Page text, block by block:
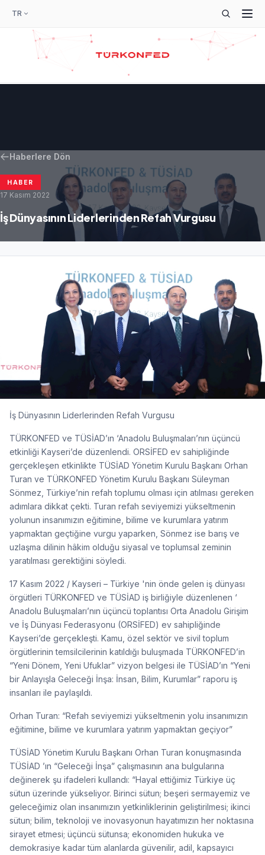
TR
Haberlere Dön
HABER
17 Kasım 2022
İş Dünyasının Liderlerinden Refah Vurgusu
İş Dünyasının Liderlerinden Refah Vurgusu
TÜRKONFED ve TÜSİAD’ın ‘Anadolu Buluşmaları’nın üçüncü
etkinliği Kayseri’de düzenlendi. ORSİFED ev sahipliğinde
gerçekleşen etkinlikte TÜSİAD Yönetim Kurulu Başkanı Orhan
Turan ve TÜRKONFED Yönetim Kurulu Başkanı Süleyman
Sönmez, Türkiye’nin refah toplumu olması için atılması gereken
adımlara dikkat çekti. Turan refah seviyemizi yükseltmenin
yolunun insanımızın eğitimine, bilime ve kurumlara yatırım
yapmaktan geçtiğine vurgu yaparken, Sönmez ise barış ve
uzlaşma dilinin hâkim olduğu siyasal ve toplumsal zeminin
yaratılması gerektiğini söyledi.
17 Kasım 2022 / Kayseri – Türkiye 'nin önde gelen iş dünyası
örgütleri TÜRKONFED ve TÜSİAD iş birliğiyle düzenlenen ‘
Anadolu Buluşmaları’nın üçüncü toplantısı Orta Anadolu Girişim
ve İş Dünyası Federasyonu (ORSİFED) ev sahipliğinde
Kayseri’de gerçekleşti. Kamu, özel sektör ve sivil toplum
örgütlerinin temsilcilerinin katıldığı buluşmada TÜRKONFED’in
“Yeni Dönem, Yeni Ufuklar” vizyon belgesi ile TÜSİAD’ın “Yeni
bir Anlayışla Geleceği İnşa: İnsan, Bilim, Kurumlar” raporu iş
insanları ile paylaşıldı.
Orhan Turan: “Refah seviyemizi yükseltmenin yolu insanımızın
eğitimine, bilime ve kurumlara yatırım yapmaktan geçiyor”
TÜSİAD Yönetim Kurulu Başkanı Orhan Turan konuşmasında
TÜSİAD ’ın “Geleceği İnşa” çalışmasının ana bulgularına
değinerek şu ifadeleri kullandı: “Hayal ettiğimiz Türkiye üç
sütun üzerinde yükseliyor. Birinci sütun; beşeri sermayemiz ve
geleceğimiz olan insanımızın yetkinliklerinin geliştirilmesi; ikinci
sütun; bilim, teknoloji ve inovasyonun hayatımızın her noktasına
sirayet etmesi; üçüncü sütunsa; ekonomiden hukuka ve
demokrasiye kadar tüm alanlarda güvenilir, adil, kapsayıcı